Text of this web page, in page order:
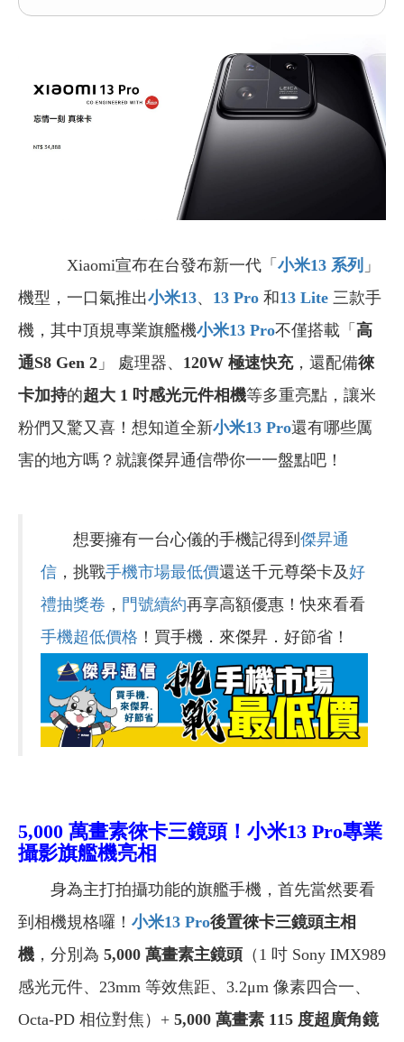
Xiaomi宣布在台發布新一代「 小米13 系列 」
機型，一口氣推出小米13、 13 Pro 和13 Lite 三款手
機，其中頂規專業旗艦機小米13 Pro不僅搭載「 高
通S8 Gen 2 」 處理器、 120W 極速快充，還配備徠
卡加持的超大 1 吋感光元件相機等多重亮點，讓米
粉們又驚又喜！想知道全新小米13 Pro還有哪些厲
害的地方嗎？就讓傑昇通信帶你一一盤點吧！
想要擁有一台心儀的手機記得到 傑昇通
信 ，挑戰手機市場最低價還送千元尊榮卡及好
禮抽獎卷 ， 門號續約再享高額優惠！快來看看
手機超低價格 ！買手機．來傑昇．好節省！
5,000 萬畫素徠卡三鏡頭！ 小米13 Pro專業
攝影旗艦機亮相
身為主打拍攝功能的旗艦手機，首先當然要看
到相機規格囉！ 小米13 Pro後置徠卡三鏡頭主相
機 ，分別為 5,000 萬畫素主鏡頭 （1 吋 Sony IMX989
感光元件、23mm 等效焦距、3.2μm 像素四合一、
Octa-PD 相位對焦）+ 5,000 萬畫素 115 度超廣角鏡